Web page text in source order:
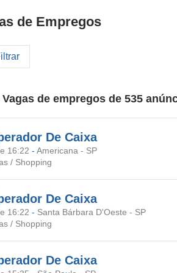
de Empregos
Vagas de empregos de 535
De Caixa
16:22 - Americana - SP
/ Shopping
De Caixa
16:22 - Santa Bárbara D'Oeste - SP
/ Shopping
De Caixa